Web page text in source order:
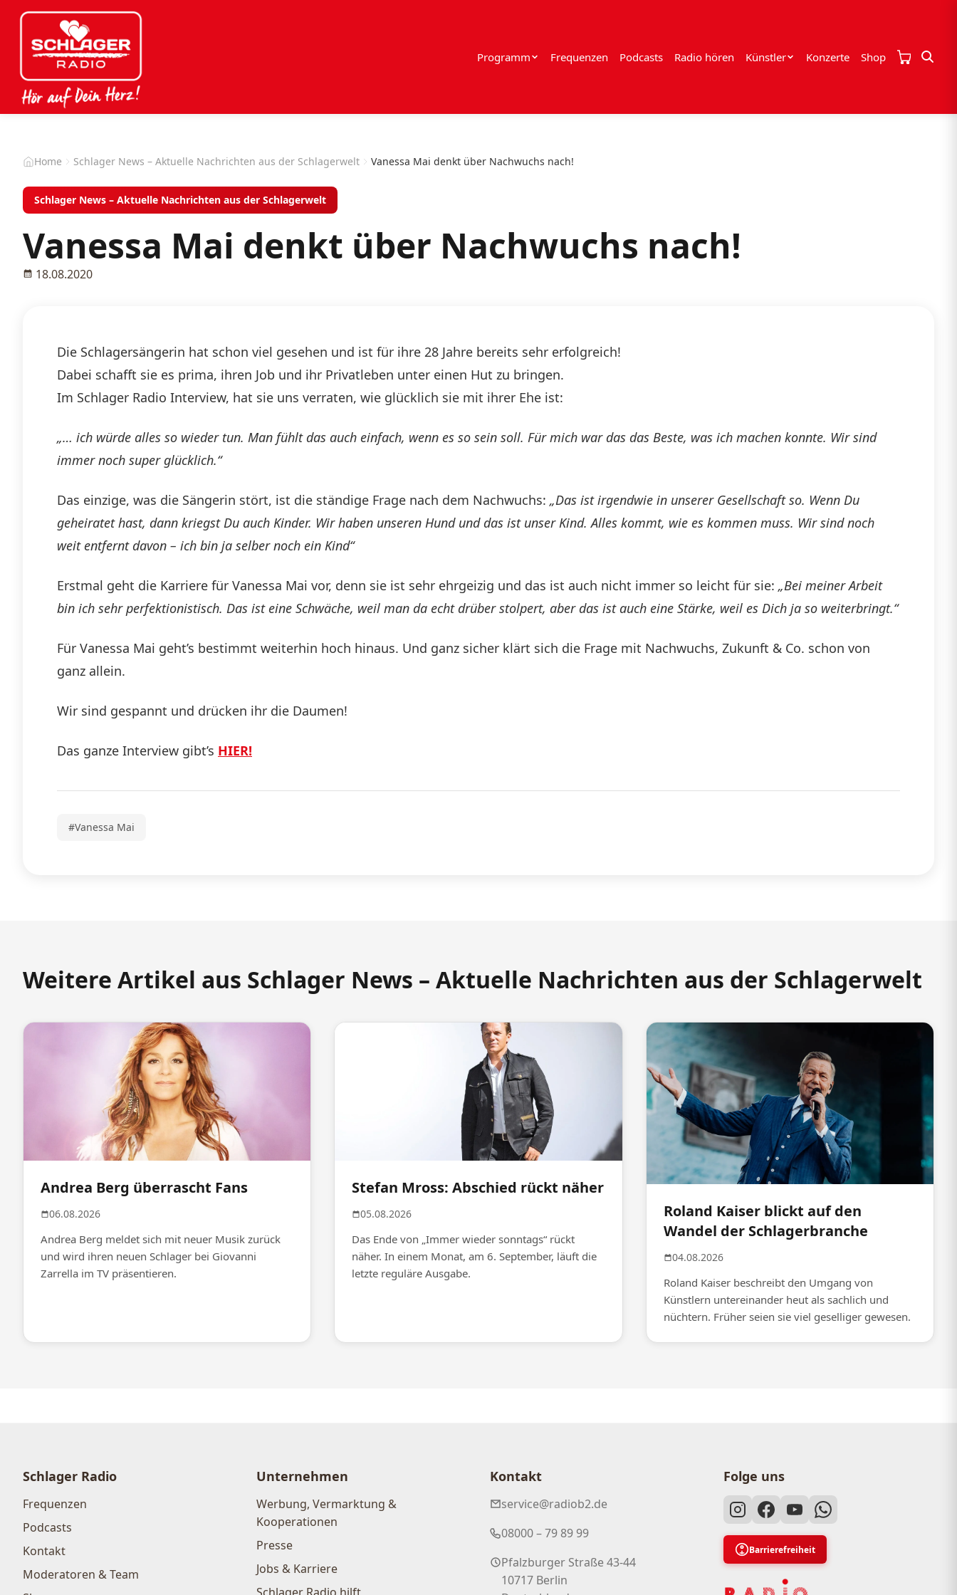
Programm Frequenzen Podcasts Radio hören Künstler Konzerte Shop
Home Schlager News – Aktuelle Nachrichten aus der Schlagerwelt Vanessa Mai denkt über Nachwuchs nach!
Schlager News – Aktuelle Nachrichten aus der Schlagerwelt
Vanessa Mai denkt über Nachwuchs nach!
18.08.2020
Die Schlagersängerin hat schon viel gesehen und ist für ihre 28 Jahre bereits sehr erfolgreich!
Dabei schafft sie es prima, ihren Job und ihr Privatleben unter einen Hut zu bringen.
Im Schlager Radio Interview, hat sie uns verraten, wie glücklich sie mit ihrer Ehe ist:
„… ich würde alles so wieder tun. Man fühlt das auch einfach, wenn es so sein soll. Für mich war das das Beste, was ich machen konnte. Wir sind
immer noch super glücklich.“
Das einzige, was die Sängerin stört, ist die ständige Frage nach dem Nachwuchs: „Das ist irgendwie in unserer Gesellschaft so. Wenn Du
geheiratet hast, dann kriegst Du auch Kinder. Wir haben unseren Hund und das ist unser Kind. Alles kommt, wie es kommen muss. Wir sind noch
weit entfernt davon – ich bin ja selber noch ein Kind“
Erstmal geht die Karriere für Vanessa Mai vor, denn sie ist sehr ehrgeizig und das ist auch nicht immer so leicht für sie: „Bei meiner Arbeit
bin ich sehr perfektionistisch. Das ist eine Schwäche, weil man da echt drüber stolpert, aber das ist auch eine Stärke, weil es Dich ja so weiterbringt.“
Für Vanessa Mai geht’s bestimmt weiterhin hoch hinaus. Und ganz sicher klärt sich die Frage mit Nachwuchs, Zukunft & Co. schon von
ganz allein.
Wir sind gespannt und drücken ihr die Daumen!
Das ganze Interview gibt’s HIER!
#Vanessa Mai
Weitere Artikel aus Schlager News – Aktuelle Nachrichten aus der Schlagerwelt
Andrea Berg überrascht Fans
06.08.2026
Andrea Berg meldet sich mit neuer Musik zurück
und wird ihren neuen Schlager bei Giovanni
Zarrella im TV präsentieren.
Stefan Mross: Abschied rückt näher
05.08.2026
Das Ende von „Immer wieder sonntags“ rückt
näher. In einem Monat, am 6. September, läuft die
letzte reguläre Ausgabe.
Roland Kaiser blickt auf den
Wandel der Schlagerbranche
04.08.2026
Roland Kaiser beschreibt den Umgang von
Künstlern untereinander heut als sachlich und
nüchtern. Früher seien sie viel geselliger gewesen.
Schlager Radio
Frequenzen
Podcasts
Kontakt
Moderatoren & Team
Unternehmen
Werbung, Vermarktung &
Kooperationen
Presse
Jobs & Karriere
Kontakt
service@radiob2.de
08000 – 79 89 99
Pfalzburger Straße 43-44
10717 Berlin
Folge uns
Barrierefreiheit